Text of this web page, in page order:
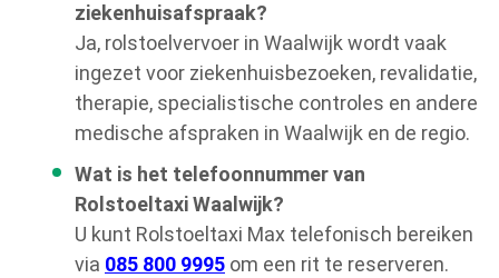
ziekenhuisafspraak?
Ja, rolstoelvervoer in Waalwijk wordt vaak
ingezet voor ziekenhuisbezoeken, revalidatie,
therapie, specialistische controles en andere
medische afspraken in Waalwijk en de regio.
Wat is het telefoonnummer van
Rolstoeltaxi Waalwijk?
U kunt Rolstoeltaxi Max telefonisch bereiken
via 085 800 9995 om een rit te reserveren.